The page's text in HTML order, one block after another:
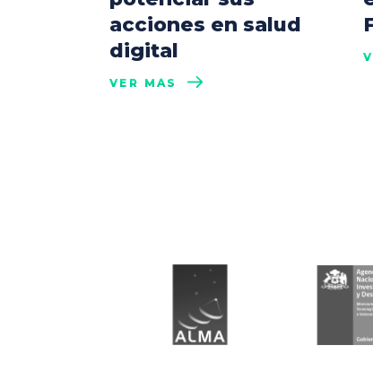
acciones en salud
digital
VER MÁS